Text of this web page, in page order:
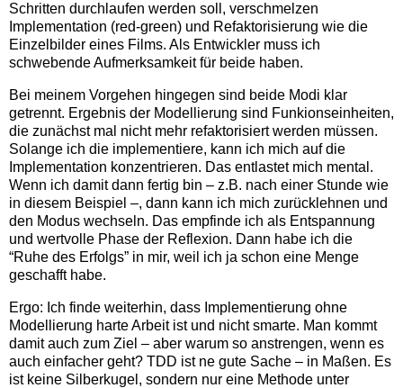
Schritten durchlaufen werden soll, verschmelzen
Implementation (red-green) und Refaktorisierung wie die
Einzelbilder eines Films. Als Entwickler muss ich
schwebende Aufmerksamkeit für beide haben.
Bei meinem Vorgehen hingegen sind beide Modi klar
getrennt. Ergebnis der Modellierung sind Funkionseinheiten,
die zunächst mal nicht mehr refaktorisiert werden müssen.
Solange ich die implementiere, kann ich mich auf die
Implementation konzentrieren. Das entlastet mich mental.
Wenn ich damit dann fertig bin – z.B. nach einer Stunde wie
in diesem Beispiel –, dann kann ich mich zurücklehnen und
den Modus wechseln. Das empfinde ich als Entspannung
und wertvolle Phase der Reflexion. Dann habe ich die
“Ruhe des Erfolgs” in mir, weil ich ja schon eine Menge
geschafft habe.
Ergo: Ich finde weiterhin, dass Implementierung ohne
Modellierung harte Arbeit ist und nicht smarte. Man kommt
damit auch zum Ziel – aber warum so anstrengen, wenn es
auch einfacher geht? TDD ist ne gute Sache – in Maßen. Es
ist keine Silberkugel, sondern nur eine Methode unter